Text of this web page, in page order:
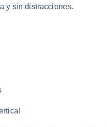
y sin distracciones.